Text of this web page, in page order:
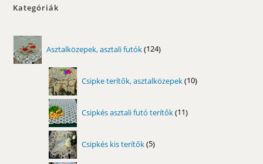
Kategóriák
Asztalközepek, asztali futók 124
termék
Csipke terítők, asztalközepek 10
termék
Csipkés asztali futó terítők 11
termék
Csipkés kis terítők 5
termék